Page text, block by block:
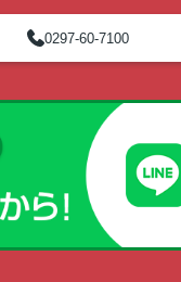
0297-60-7100